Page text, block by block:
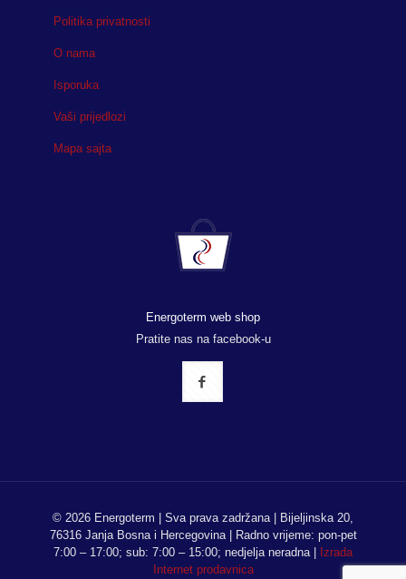
Politika privatnosti
O nama
Isporuka
Vaši prijedlozi
Mapa sajta
Energoterm web shop
Pratite nas na facebook-u
© 2026 Energoterm | Sva prava zadržana | Bijeljinska 20,
76316 Janja Bosna i Hercegovina | Radno vrijeme: pon-pet
7:00 – 17:00; sub: 7:00 – 15:00; nedjelja neradna |
Izrada
Internet prodavnica